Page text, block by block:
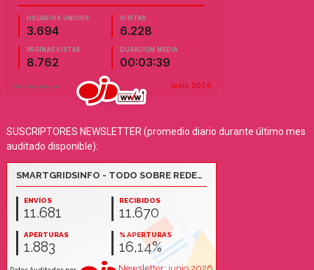
SUSCRIPTORES NEWSLETTER (promedio diario durante último mes
auditado disponible):